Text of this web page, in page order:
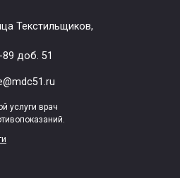
Текстильщиков,
доб. 51
услуги врач